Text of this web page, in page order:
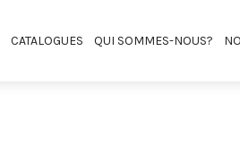
CATALOGUES QUI SOMMES-NOUS?